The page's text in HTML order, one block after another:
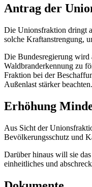
Antrag der
Die Unionsfraktion dringt
solche Kraftanstrengung,
Die Bundesregierung wird
Waldbranderkennung zu
Fraktion bei der
Außenlast stärker beachten.
Erhöhung
Aus Sicht der
Bevölkerungsschutz und
Darüber hinaus will sie
einheitliches und